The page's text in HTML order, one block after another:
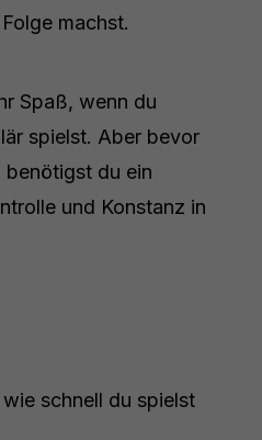
machst.
Spaß, wenn du
spielst. Aber bevor
benötigst du ein
und Konstanz in
schnell du spielst